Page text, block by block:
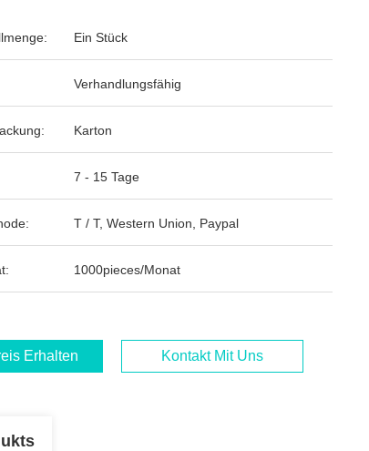
Ein Stück
Verhandlungsfähig
Karton
7 - 15 Tage
T / T, Western Union, Paypal
1000pieces/Monat
Erhalten Kontakt Mit Uns